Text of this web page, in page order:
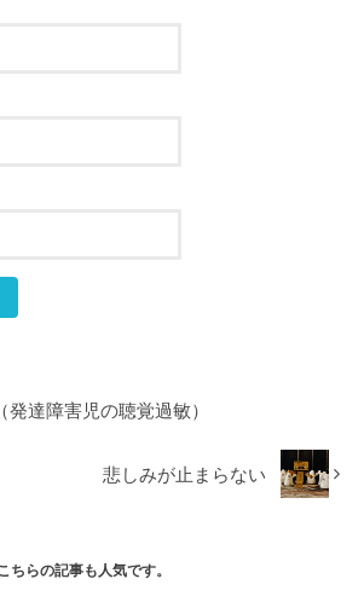
発達障害児の聴覚過敏）
悲しみが止まらない
ちらの記事も人気です。